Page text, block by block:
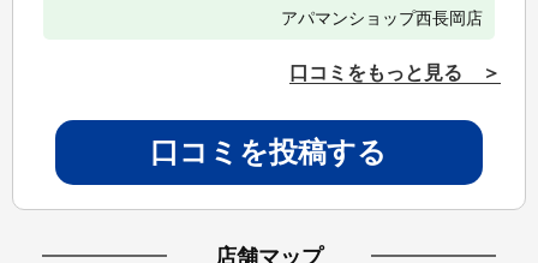
アパマンショップ西長岡店
口コミをもっと見る ＞
口コミを投稿する
店舗マップ